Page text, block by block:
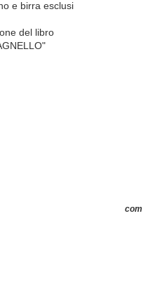
e birra esclusi
del libro
com